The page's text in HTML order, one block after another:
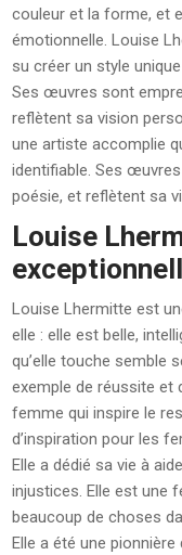
couleur et la forme, et
émotionnelle. Louise
su créer un style
Ses œuvres sont
reflètent sa vision
une artiste accomplie
identifiable. Ses
poésie, et reflètent sa
Louise
Louise Lhermitte est
elle : elle est belle,
qu’elle touche semble
exemple de réussite et
femme qui inspire le
d’inspiration pour les
Elle a dédié sa vie à
injustices. Elle est une
beaucoup de choses
Elle a été une